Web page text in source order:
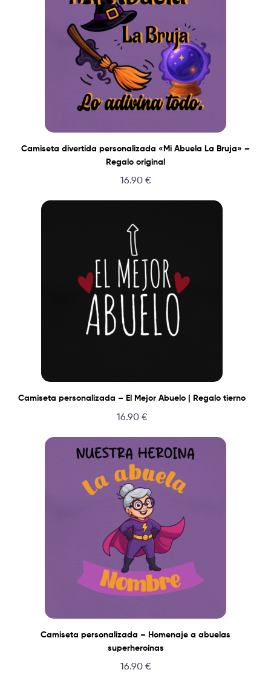
Camiseta divertida personalizada «Mi Abuela La Bruja» –
Regalo original
16.90 €
Camiseta personalizada – El Mejor Abuelo | Regalo tierno
16.90 €
Camiseta personalizada – Homenaje a abuelas
superheroínas
16.90 €